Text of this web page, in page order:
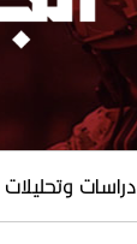
دراسات وتحليلات